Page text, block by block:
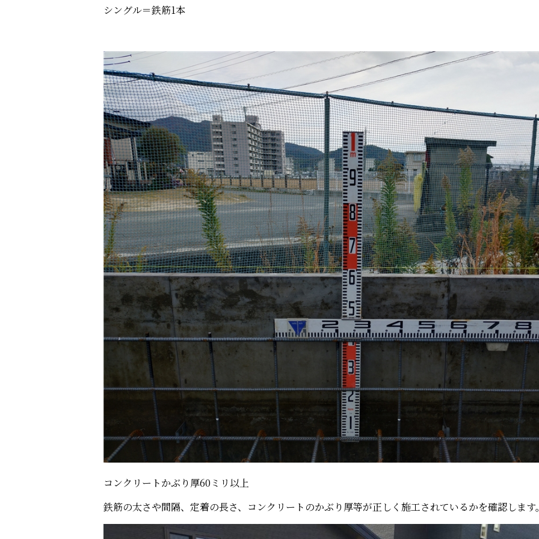
シングル＝鉄筋1本
コンクリートかぶり厚60ミリ以上
鉄筋の太さや間隔、定着の長さ、コンクリートのかぶり厚等が正しく施工されているかを確認します